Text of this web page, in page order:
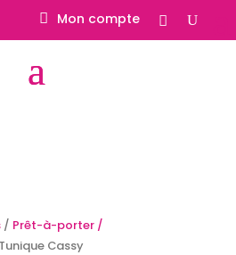
Mon compte
/ Prêt-à-porter /
Cassy